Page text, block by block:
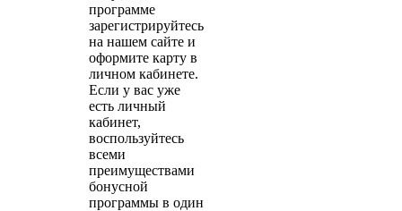
программе
зарегистрируйтесь
на нашем сайте и
оформите карту в
личном кабинете.
Если у вас уже
есть личный
кабинет,
воспользуйтесь
всеми
преимуществами
бонусной
программы в один